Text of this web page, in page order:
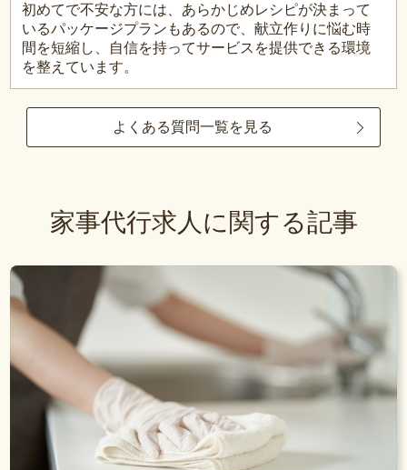
初めてで不安な方には、あらかじめレシピが決まって
いるパッケージプランもあるので、献立作りに悩む時
間を短縮し、自信を持ってサービスを提供できる環境
を整えています。
よくある質問一覧を見る
家事代行求人に関する記事